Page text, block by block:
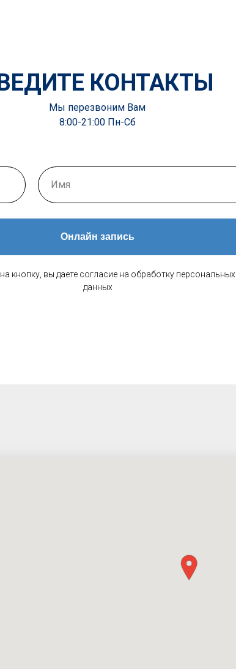
КОНТАКТЫ
Онлайн запись
кнопку, вы даете согласие на обработку персональных
данных
Мы перезвоним Вам
8:00-21:00 Пн-Сб